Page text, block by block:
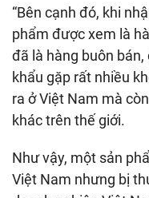
“Bên cạnh đó, khi
phẩm được xem là
đã là hàng buôn
khẩu gặp rất nhiều
ra ở Việt Nam mà
khác trên thế giới.
Như vậy, một sản
Việt Nam nhưng bị